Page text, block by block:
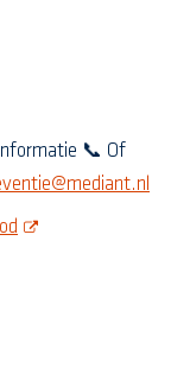
📞 Of
opent deze pdf in
nieuw scherm
pdf in een nieuw
deze pdf in een nieuw
in een nieuw scherm